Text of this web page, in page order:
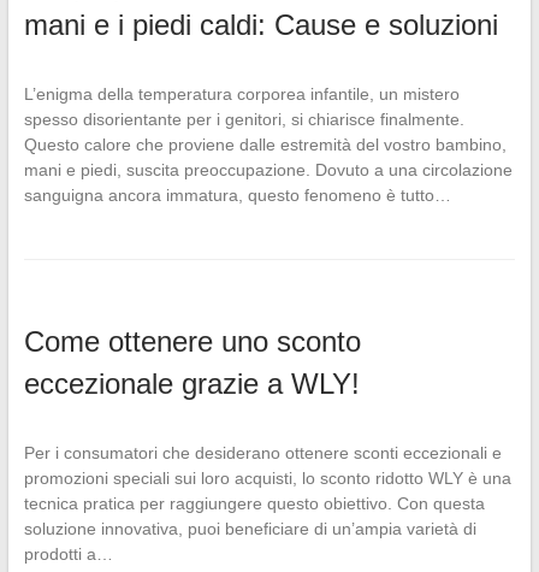
mani e i piedi caldi: Cause e soluzioni
L’enigma della temperatura corporea infantile, un mistero
spesso disorientante per i genitori, si chiarisce finalmente.
Questo calore che proviene dalle estremità del vostro bambino,
mani e piedi, suscita preoccupazione. Dovuto a una circolazione
sanguigna ancora immatura, questo fenomeno è tutto…
Come ottenere uno sconto
eccezionale grazie a WLY!
Per i consumatori che desiderano ottenere sconti eccezionali e
promozioni speciali sui loro acquisti, lo sconto ridotto WLY è una
tecnica pratica per raggiungere questo obiettivo. Con questa
soluzione innovativa, puoi beneficiare di un’ampia varietà di
prodotti a…